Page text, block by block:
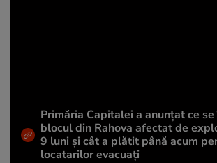
Primăria Capitalei a anunțat ce
blocul din Rahova afectat de
9 luni și cât a plătit până acum
locatarilor evacuați